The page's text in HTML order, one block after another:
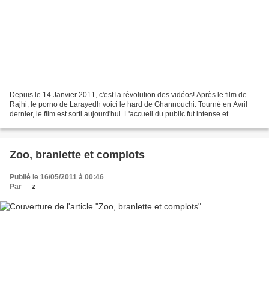
Depuis le 14 Janvier 2011, c'est la révolution des vidéos! Après le film de
Rajhi, le porno de Larayedh voici le hard de Ghannouchi. Tourné en Avril
dernier, le film est sorti aujourd'hui. L'accueil du public fut intense et
Zoo, branlette et complots
Publié le 16/05/2011 à 00:46
Par
__z__